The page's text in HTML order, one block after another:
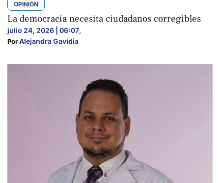
OPINIÓN
La democracia necesita ciudadanos corregibles
julio 24, 2026 | 06:07,
Por Alejandra Gavidia